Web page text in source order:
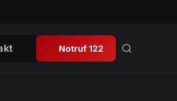
Notruf 122